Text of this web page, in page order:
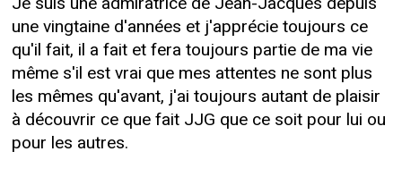
une vingtaine d'années et j'apprécie toujours ce
qu'il fait, il a fait et fera toujours partie de ma vie
même s'il est vrai que mes attentes ne sont plus
les mêmes qu'avant, j'ai toujours autant de plaisir
à découvrir ce que fait JJG que ce soit pour lui ou
pour les autres.